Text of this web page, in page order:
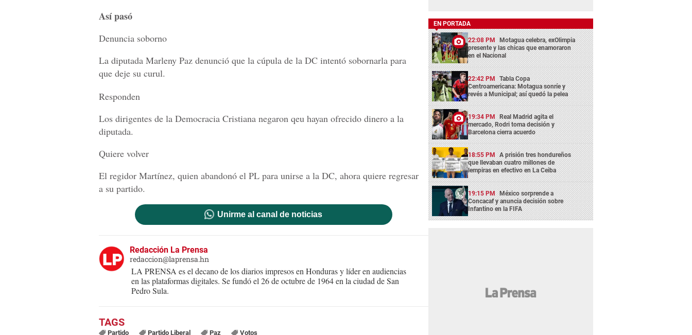
Así pasó
Denuncia soborno
La diputada Marleny Paz denunció que la cúpula de la DC intentó sobornarla para
que deje su curul.
Responden
Los dirigentes de la Democracia Cristiana negaron qeu hayan ofrecido dinero a la
diputada.
Quiere volver
El regidor Martínez, quien abandonó el PL para unirse a la DC, ahora quiere regresar
a su partido.
Unirme al canal de noticias
Redacción La Prensa
redaccion@laprensa.hn
LA PRENSA es el decano de los diarios impresos en Honduras y líder en audiencias
en las plataformas digitales. Se fundó el 26 de octubre de 1964 en la ciudad de San
Pedro Sula.
Partido Partido Liberal Paz Votos
EN PORTADA
22:08 PM Motagua celebra, exOlimpia
presente y las chicas que enamoraron
en el Nacional
22:42 PM Tabla Copa
Centroamericana: Motagua sonríe y
revés a Municipal; así quedó la pelea
19:34 PM Real Madrid agita el
mercado, Rodri toma decisión y
Barcelona cierra acuerdo
18:55 PM A prisión tres hondureños
que llevaban cuatro millones de
lempiras en efectivo en La Ceiba
19:15 PM México sorprende a
Concacaf y anuncia decisión sobre
Infantino en la FIFA